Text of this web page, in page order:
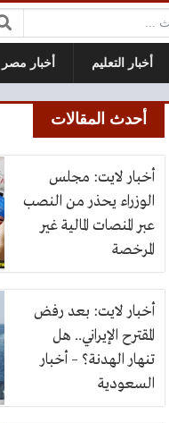
أخبار التعليم أخبار مصر
أحدث المقالات
أخبار لايت: مجلس
الوزراء يحذر من النصب
عبر المنصات المالية غير
المرخصة
أخبار لايت: بعد رفض
المقترح الإيراني.. هل
تنهار الهدنة؟ – أخبار
السعودية